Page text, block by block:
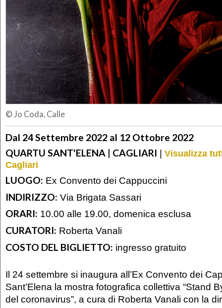
© Jo Coda, Calle
Dal 24 Settembre 2022 al 12 Ottobre 2022
QUARTU SANT'ELENA | CAGLIARI | Visualizza
Cagliari
LUOGO: Ex Convento dei Cappuccini
INDIRIZZO: Via Brigata Sassari
ORARI: 10.00 alle 19.00, domenica esclusa
CURATORI: Roberta Vanali
COSTO DEL BIGLIETTO: ingresso gratuito
Il 24 settembre si inaugura all’Ex Convento dei
Sant’Elena la mostra fotografica collettiva “Stand
del coronavirus”, a cura di Roberta Vanali con la